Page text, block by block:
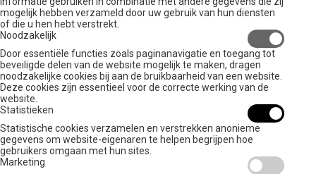
mogelijk hebben verzameld door uw gebruik van hun diensten
of die u hen hebt verstrekt.
Noodzakelijk
Door essentiële functies zoals paginanavigatie en toegang tot
beveiligde delen van de website mogelijk te maken, dragen
noodzakelijke cookies bij aan de bruikbaarheid van een website.
Deze cookies zijn essentieel voor de correcte werking van de
website.
Statistieken
Statistische cookies verzamelen en verstrekken anonieme
gegevens om website-eigenaren te helpen begrijpen hoe
gebruikers omgaan met hun sites.
Marketing